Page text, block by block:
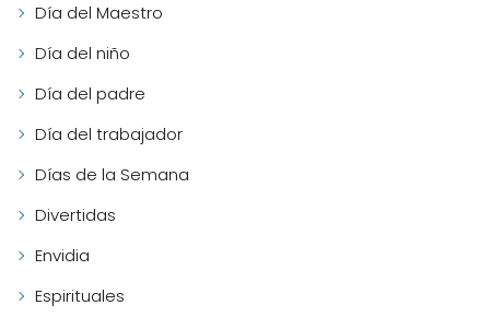
Día del Maestro
Día del niño
Día del padre
Día del trabajador
Días de la Semana
Divertidas
Envidia
Espirituales